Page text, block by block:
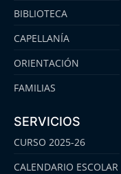
BIBLIOTECA
CAPELLANÍA
ORIENTACIÓN
FAMILIAS
SERVICIOS
CURSO 2025-26
CALENDARIO ESCOLAR